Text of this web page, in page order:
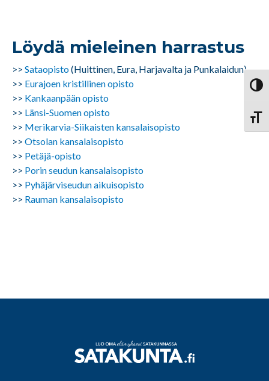
Löydä mieleinen harrastus
>> Sataopisto(Huittinen, Eura, Harjavalta ja Punkalaidun)
>> Eurajoen kristillinen opisto
>> Kankaanpään opisto
>> Länsi-Suomen opisto
>> Merikarvia-Siikaisten kansalaisopisto
>> Otsolan kansalaisopisto
>> Petäjä-opisto
>> Porin seudun kansalaisopisto
>> Pyhäjärviseudun aikuisopisto
>> Rauman kansalaisopisto